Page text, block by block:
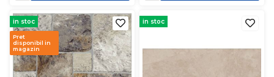
in stoc
Pret
disponibil in
magazin
in stoc